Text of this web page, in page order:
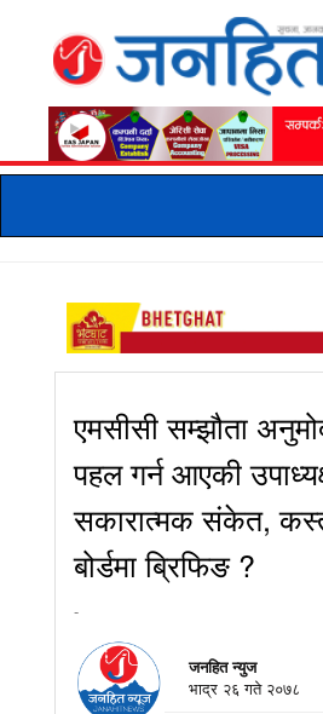
एमसीसी सम्झौता
पहल गर्न आएकी
सकारात्मक संकेत,
बोर्डमा ब्रिफिङ ?
-
जनहित न्युज
भाद्र २६ गते २०७८